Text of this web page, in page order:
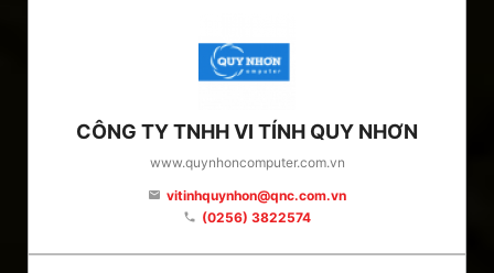
CÔNG TY TNHH VI TÍNH QUY NHƠN
www.quynhoncomputer.com.vn
email vitinhquynhon@qnc.com.vn
phone (0256) 3822574